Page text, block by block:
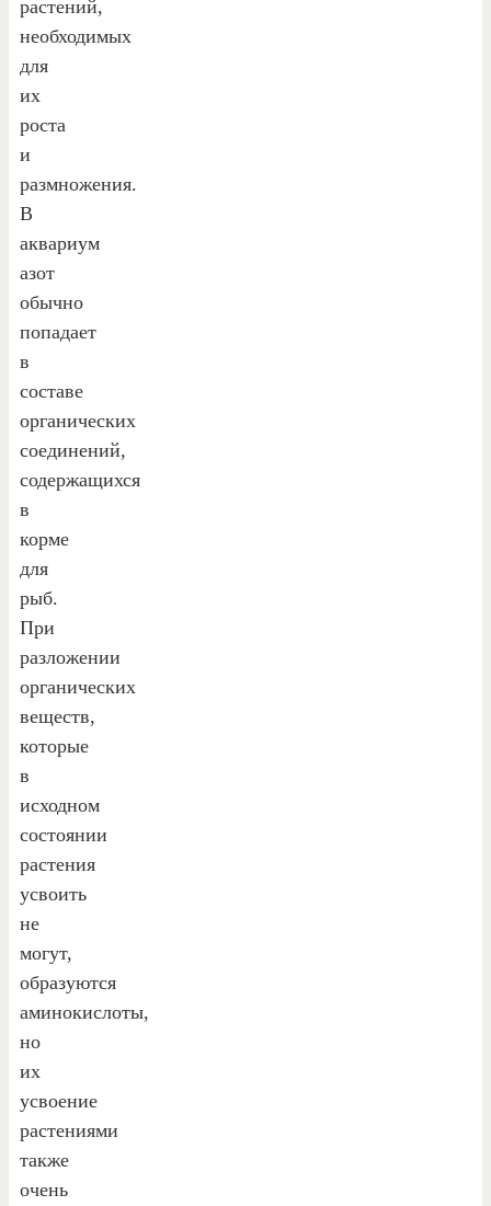
растений,
необходимых
для
их
роста
и
размножения.
В
аквариум
азот
обычно
попадает
в
составе
органических
соединений,
содержащихся
в
корме
для
рыб.
При
разложении
органических
веществ,
которые
в
исходном
состоянии
растения
усвоить
не
могут,
образуются
аминокислоты,
но
их
усвоение
растениями
также
очень